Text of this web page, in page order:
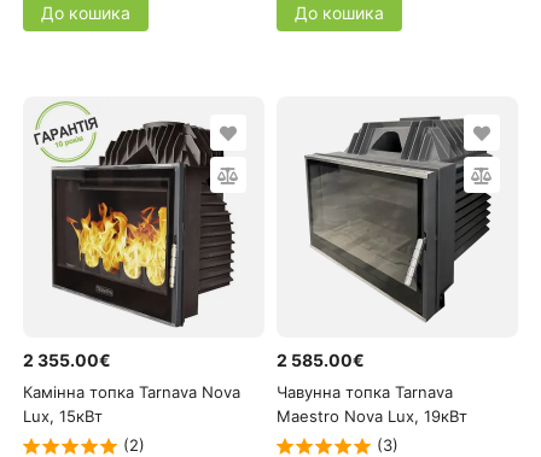
До кошика До кошика
2 355.00€
Камінна топка Tarnava Nova
Lux, 15кВт
(2)
2 585.00€
Чавунна топка Tarnava
Maestro Nova Lux, 19кВт
(3)